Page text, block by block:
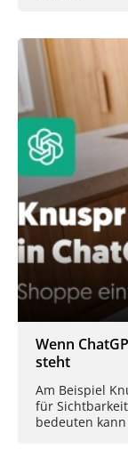
Wenn
steht
Am Beispiel
für
bedeuten kann